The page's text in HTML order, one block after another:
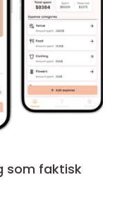
som faktisk